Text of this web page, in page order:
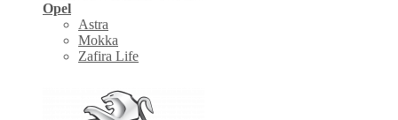
Opel
Astra
Mokka
Zafira Life